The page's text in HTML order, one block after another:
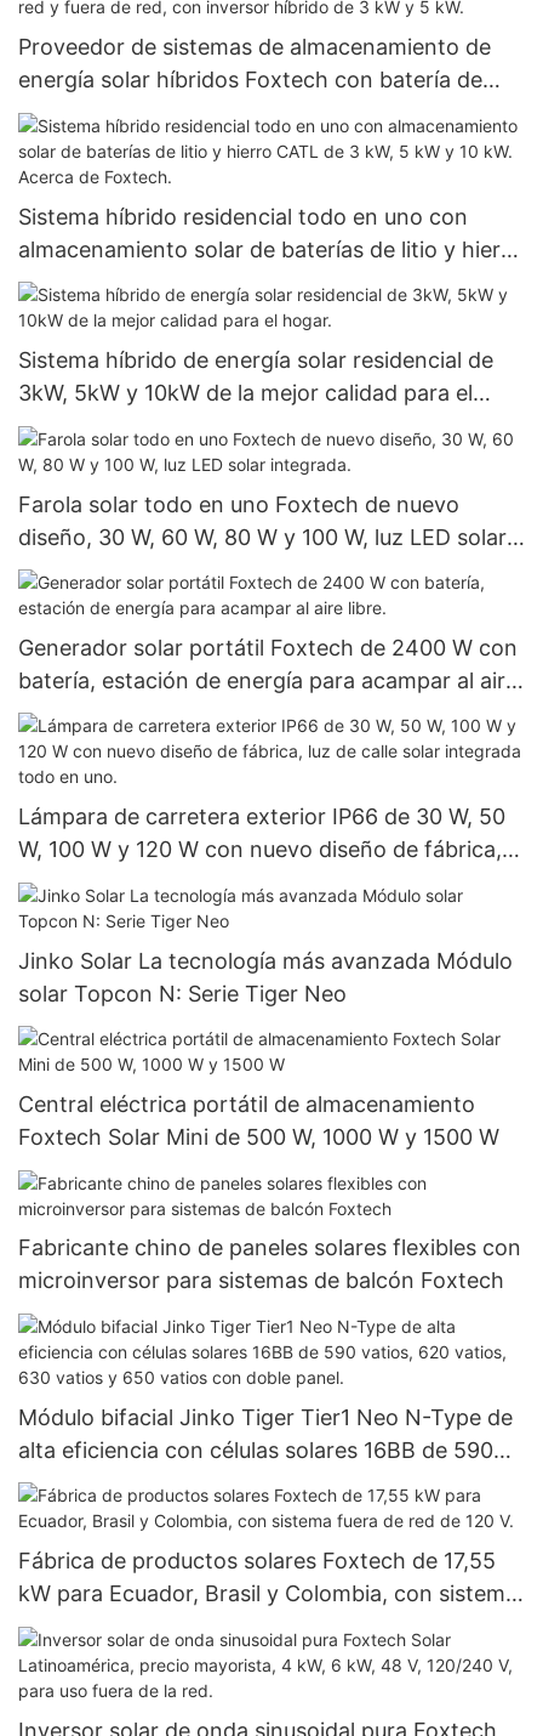
Proveedor de sistemas de almacenamiento de
energía solar híbridos Foxtech con batería de
iones de litio, para conexión a red y fuera de red,
con inversor híbrido de 3 kW y 5 kW.
Sistema híbrido residencial todo en uno con
almacenamiento solar de baterías de litio y hierro
CATL de 3 kW, 5 kW y 10 kW. Acerca de Foxtech.
Sistema híbrido de energía solar residencial de
3kW, 5kW y 10kW de la mejor calidad para el
hogar.
Farola solar todo en uno Foxtech de nuevo
diseño, 30 W, 60 W, 80 W y 100 W, luz LED solar
integrada.
Generador solar portátil Foxtech de 2400 W con
batería, estación de energía para acampar al aire
libre.
Lámpara de carretera exterior IP66 de 30 W, 50
W, 100 W y 120 W con nuevo diseño de fábrica,
luz de calle solar integrada todo en uno.
Jinko Solar La tecnología más avanzada Módulo
solar Topcon N: Serie Tiger Neo
Central eléctrica portátil de almacenamiento
Foxtech Solar Mini de 500 W, 1000 W y 1500 W
Fabricante chino de paneles solares flexibles con
microinversor para sistemas de balcón Foxtech
Módulo bifacial Jinko Tiger Tier1 Neo N-Type de
alta eficiencia con células solares 16BB de 590
vatios, 620 vatios, 630 vatios y 650 vatios con
doble panel.
Fábrica de productos solares Foxtech de 17,55
kW para Ecuador, Brasil y Colombia, con sistema
fuera de red de 120 V.
Inversor solar de onda sinusoidal pura Foxtech